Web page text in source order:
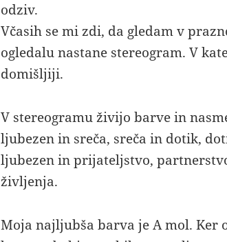
odziv.
Včasih se mi zdi, da gledam v
ogledalu nastane stereogram. V
domišljiji.
V stereogramu živijo barve in
ljubezen in sreča, sreča in dotik,
ljubezen in prijateljstvo,
življenja.
Moja najljubša barva je A mol. Ker